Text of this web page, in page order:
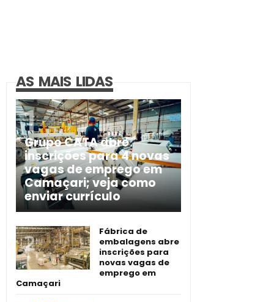
AS MAIS LIDAS
Grupo CATA abre
inscrições para 4 novas
vagas de emprego em
Camaçari; veja como
enviar currículo
Fábrica de
embalagens abre
inscrições para
novas vagas de
emprego em
Camaçari